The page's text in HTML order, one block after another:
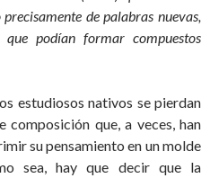
de palabras nuevas,
podían formar compuestos
estudiosos nativos se pierdan
que, a veces, han
su pensamiento en un molde
sea, hay que decir que la